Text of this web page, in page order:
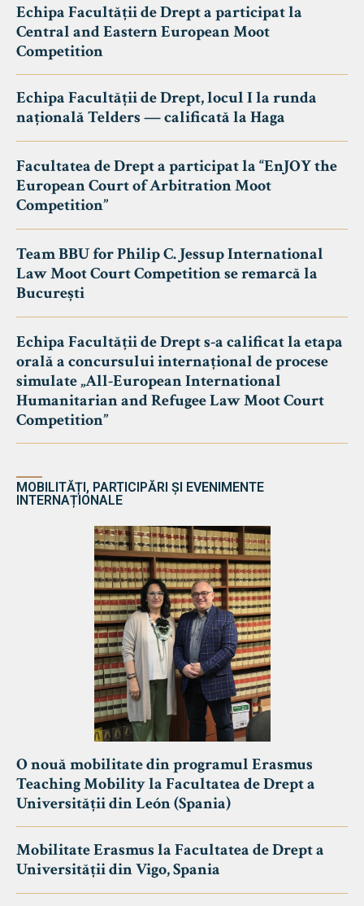
Echipa Facultății de Drept a participat la
Central and Eastern European Moot
Competition
Echipa Facultății de Drept, locul I la runda
națională Telders — calificată la Haga
Facultatea de Drept a participat la “EnJOY the
European Court of Arbitration Moot
Competition”
Team BBU for Philip C. Jessup International
Law Moot Court Competition se remarcă la
București
Echipa Facultății de Drept s-a calificat la etapa
orală a concursului internațional de procese
simulate „All-European International
Humanitarian and Refugee Law Moot Court
Competition”
MOBILITĂȚI, PARTICIPĂRI ȘI EVENIMENTE
INTERNAȚIONALE
O nouă mobilitate din programul Erasmus
Teaching Mobility la Facultatea de Drept a
Universității din León (Spania)
Mobilitate Erasmus la Facultatea de Drept a
Universității din Vigo, Spania